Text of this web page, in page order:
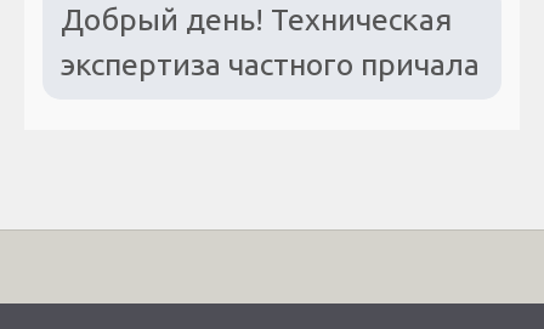
Добрый день! Техническая
экспертиза частного причала